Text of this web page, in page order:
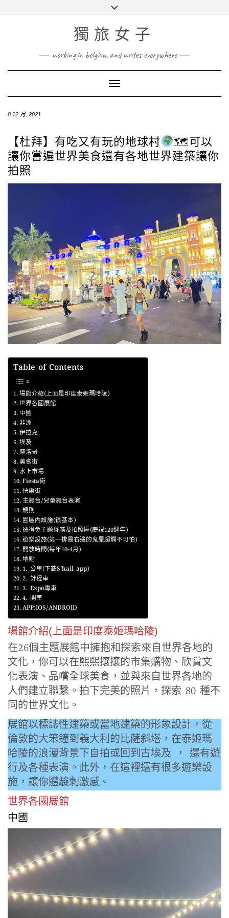
獨旅女子
working in belgium and writes everywhere
Toggle Navigation
8 12 月, 2021
【杜拜】有吃又有玩的地球村
🗺可以
讓你嘗遍世界美食還有各地世界建築讓你
拍照
Table of Contents
場館介紹(上面是印度泰姬瑪哈陵)
世界各國展館
中國
非洲
伊拉克
埃及
摩洛哥
美食街
水上市場
Fiesta街
快樂街
主舞台/兒童舞台表演
規則
園區內設施(很基本)
彼得兔主題餐廳及拍照區(慶祝120週年)
遊樂設施(第一排最右邊的鬼屋超爛不可怕)
開放時間(每年10-4月)
地點
1. 公車(下載S’hail app)
2. 計程車
3. Expo專車
4. 開車
APP:IOS/ANDROID
場館介紹(上面是印度泰姬瑪哈陵)
在26個主題展館中擁抱和探索來自世界各地的
文化，你可以在熙熙攘攘的市集購物、欣賞文
化表演、品嚐全球美食，並與來自世界各地的
人們建立聯繫。拍下完美的照片，探索 80 種不
同的世界文化。
展館以標誌性建築或當地建築的形象設計，從
倫敦的大笨鐘到義大利的比薩斜塔，在泰姬瑪
哈陵的浪漫背景下自拍或回到古埃及 ， 還有遊
行及各種表演。此外，在這裡還有很多遊樂設
施，讓你體驗刺激感。
世界各國展館
中國